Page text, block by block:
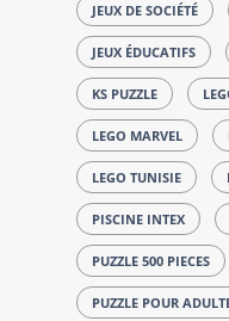
JEUX DE SOCIÉTÉ
JEUX ÉDUCATIFS
KS PUZZLE
LEGO MARVEL
LEGO TUNISIE
PISCINE INTEX
PUZZLE 500 PIECES
PUZZLE POUR